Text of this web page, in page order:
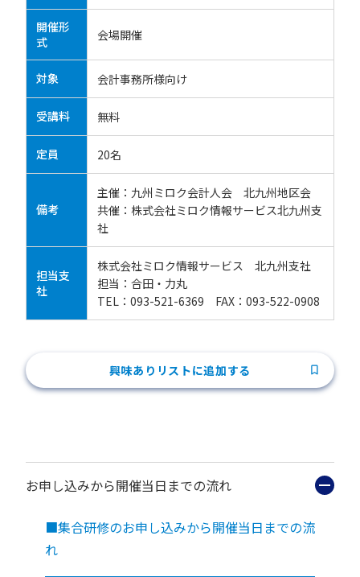
開催形
式
会場開催
対象 会計事務所様向け
受講料 無料
定員 20名
備考
主催：九州ミロク会計人会 北九州地区会
共催：株式会社ミロク情報サービス北九州支
社
担当支
社
株式会社ミロク情報サービス 北九州支社
担当：合田・力丸
TEL：093-521-6369 FAX：093-522-0908
興味ありリストに追加する
お申し込みから開催当日までの流れ
■集合研修のお申し込みから開催当日までの流
れ